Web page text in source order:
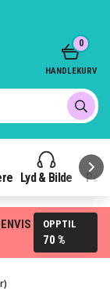
Lyd & Bilde
0
HANDLEKURV
OPPTIL
70 %